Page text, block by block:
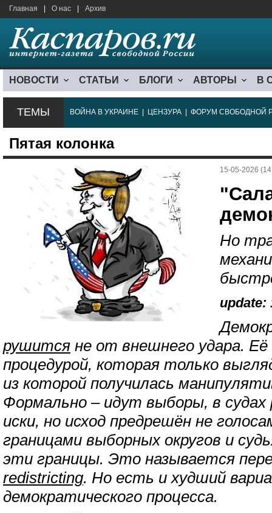
Главная О нас Архив
НОВОСТИ СТАТЬИ БЛОГИ АВТОРЫ В
ТЕМЫ ВОЙНА В УКРАИНЕ ЦЕНЗУРА ФОРУМ СВОБОДНОЙ
Пятая колонка
15-05-2026
Но
update:
рушится не от внешнего удара.
процедурой, которая только
из которой получилась
Формально – идут выборы, в
иски, но исход предрешён не
границами выборных округов и
эти границы. Это называется
redistricting. Но есть и худший
демократического процесса.